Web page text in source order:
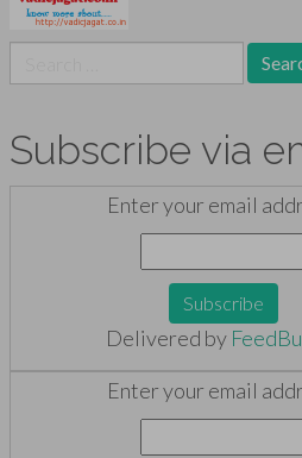
for:
Subscribe via
Enter your email
Delivered by
Enter your email